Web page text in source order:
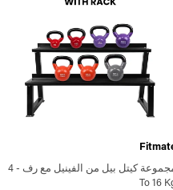
مجموعة كيتل بيل من الفينيل مع رف - 4
To 16